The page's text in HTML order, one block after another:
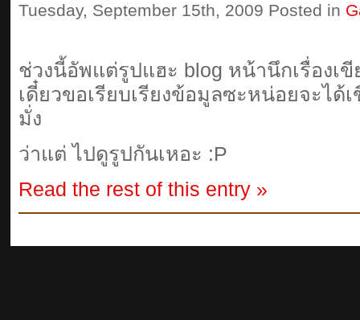
Tuesday, September 15th, 2009 Posted in
ช่วงนี้อัพแต่รูปแฮะ blog หน้านึกเรื่องเ
เดี๋ยวขอเรียบเรียงข้อมูลซะหน่อยจะได้
มั่ง
ว่าแต่ ไปดูรูปกันเหอะ :P
Read the rest of this entry »